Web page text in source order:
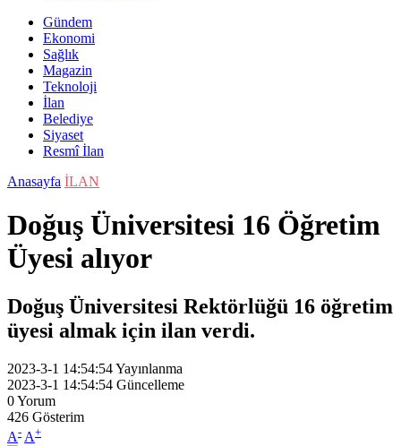
Gündem
Ekonomi
Sağlık
Magazin
Teknoloji
İlan
Belediye
Siyaset
Resmî İlan
Anasayfa İLAN
Doğuş Üniversitesi 16 Öğretim
Üyesi alıyor
Doğuş Üniversitesi Rektörlüğü 16 öğretim
üyesi almak için ilan verdi.
2023-3-1 14:54:54Yayınlanma
2023-3-1 14:54:54 Güncelleme
0Yorum
426 Gösterim
A- A+